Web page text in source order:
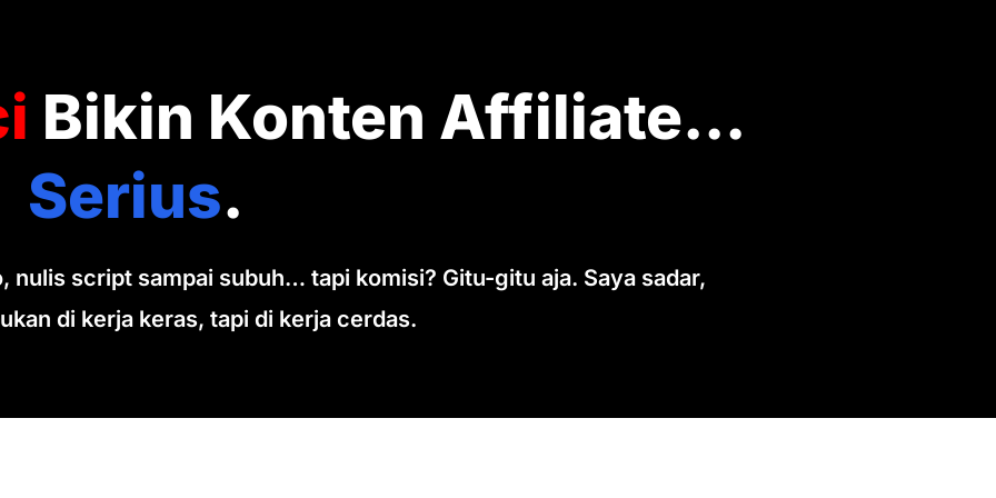
Bikin Konten Affiliate...
Serius.
script sampai subuh… tapi komisi? Gitu-gitu aja. Saya sadar,
di kerja keras, tapi di kerja cerdas.